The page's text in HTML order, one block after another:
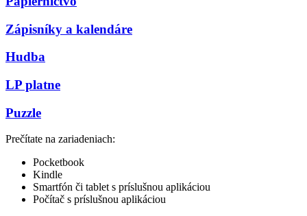
Zápisníky a kalendáre
Hudba
LP platne
Puzzle
Prečítate na zariadeniach:
Pocketbook
Kindle
Smartfón či tablet s príslušnou aplikáciou
Počítač s príslušnou aplikáciou